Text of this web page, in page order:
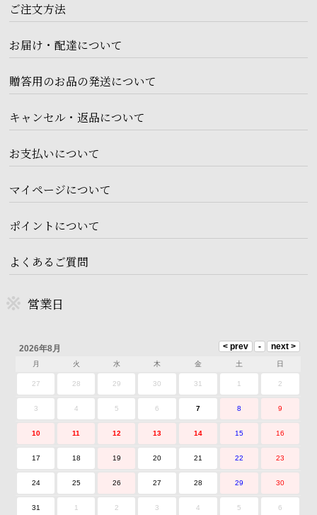
ご注文方法
お届け・配達について
贈答用のお品の発送について
キャンセル・返品について
お支払いについて
マイページについて
ポイントについて
よくあるご質問
営業日
2026年8月
月 火 水 木 金 土 日
27 28 29 30 31 1 2
3 4 5 6 7 8 9
10 11 12 13 14 15 16
17 18 19 20 21 22 23
24 25 26 27 28 29 30
31 1 2 3 4 5 6